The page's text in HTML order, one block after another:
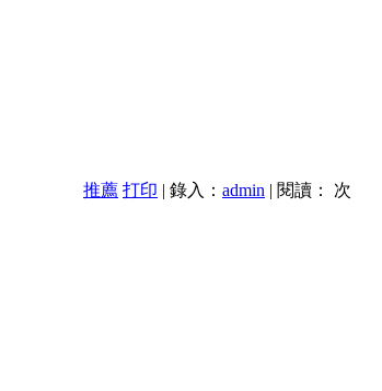
推薦 打印 | 錄入： admin | 閱讀：
次